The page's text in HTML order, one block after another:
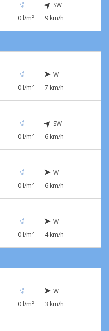
0 l/m²
SW
9 km/h
0 l/m²
W
7 km/h
0 l/m²
SW
6 km/h
0 l/m²
W
6 km/h
0 l/m²
W
4 km/h
0 l/m²
W
3 km/h